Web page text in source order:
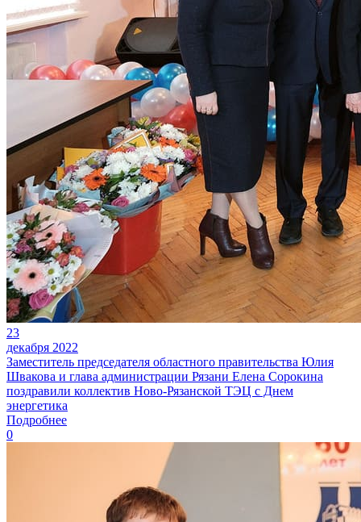
23
декабря 2022
Заместитель председателя областного правительства Юлия
Швакова и глава администрации Рязани Елена Сорокина
поздравили коллектив Ново-Рязанской ТЭЦ с Днем
энергетика
Подробнее
0